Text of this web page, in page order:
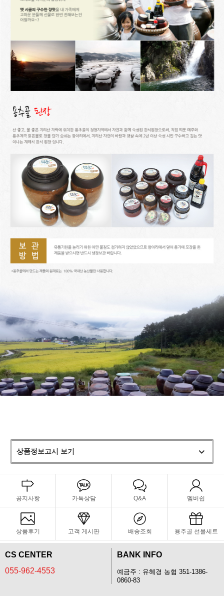
상품정보고시 보기
공지사항 카톡상담 Q&A 멤버쉽
상품후기 고객 게시판 배송조회 용추골 선물세트
CS CENTER
055-962-4553
BANK INFO
예금주 : 유혜경 농협 351-1386-
0860-83